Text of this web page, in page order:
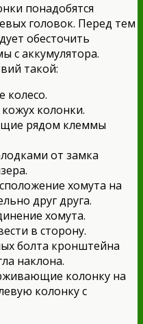
понадобятся
головок. Перед тем
обесточить
с аккумулятора.
такой:
колесо.
колонки.
рядом клеммы
от замка
хомута на
друг друга.
хомута.
в сторону.
болта кронштейна
наклона.
колонку на
колонку с